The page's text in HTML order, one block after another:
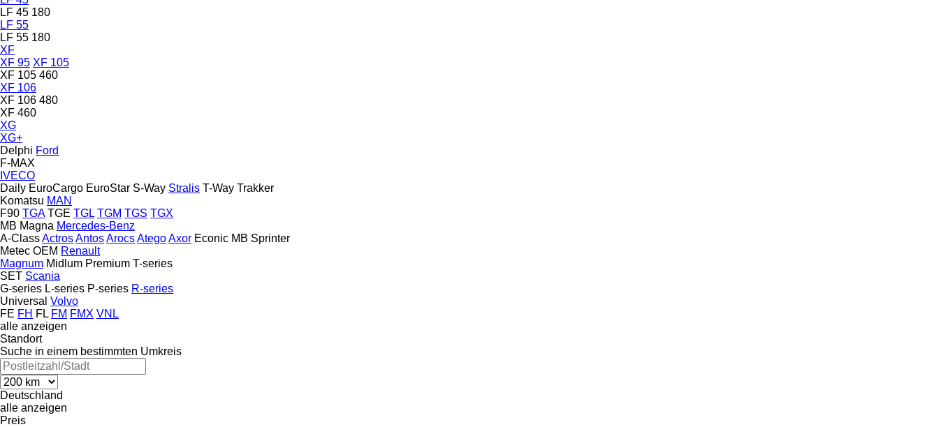
LF 45 180
LF 55
LF 55 180
XF
XF 95 XF 105
XF 105 460
XF 106
XF 106 480
XF 460
XG
XG+
Delphi Ford
F-MAX
IVECO
Daily EuroCargo EuroStar S-Way Stralis T-Way Trakker
Komatsu MAN
F90 TGA TGE TGL TGM TGS TGX
MB Magna Mercedes-Benz
A-ClassActrosAntosArocsAtegoAxor Econic MB Sprinter
Metec OEM Renault
Magnum Midlum Premium T-series
SET Scania
G-series L-series P-series R-series
Universal Volvo
FE FH FL FM FMX VNL
alle anzeigen
Standort
Suche in einem bestimmten Umkreis
Deutschland
alle anzeigen
Preis